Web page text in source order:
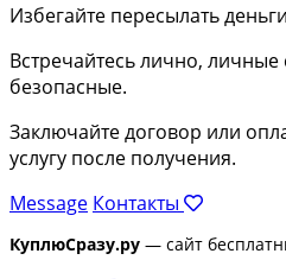
Избегайте пересылать
Встречайтесь лично,
безопасные.
Заключайте договор или
услугу после получения.
Message Контакты
КуплюСразу.ру — сайт